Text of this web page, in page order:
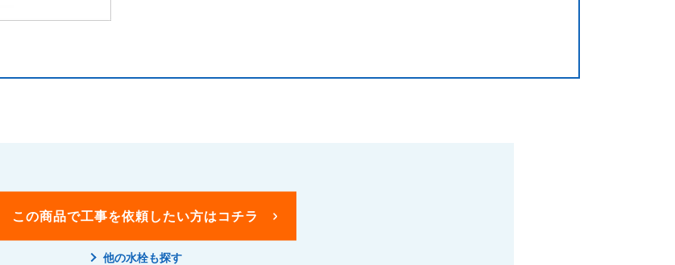
この商品で工事を依頼したい方はコチラ
他の水栓も探す